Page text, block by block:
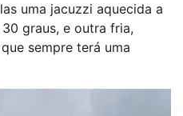
uma jacuzzi aquecida a
graus, e outra fria,
sempre terá uma